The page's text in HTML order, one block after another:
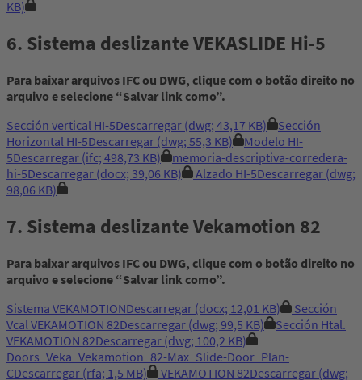
KB)
6. Sistema deslizante VEKASLIDE Hi-5
Para baixar arquivos IFC ou DWG, clique com o botão direito no
arquivo e selecione “Salvar link como”.
Sección vertical HI-5Descarregar (dwg; 43,17 KB)
Sección
Horizontal HI-5Descarregar (dwg; 55,3 KB)
Modelo HI-
5Descarregar (ifc; 498,73 KB)
memoria-descriptiva-corredera-
hi-5Descarregar (docx; 39,06 KB) Alzado HI-5Descarregar (dwg;
98,06 KB)
7. Sistema deslizante Vekamotion 82
Para baixar arquivos IFC ou DWG, clique com o botão direito no
arquivo e selecione “Salvar link como”.
Sistema VEKAMOTIONDescarregar (docx; 12,01 KB)
Sección
Vcal VEKAMOTION 82Descarregar (dwg; 99,5 KB)
Sección Htal.
VEKAMOTION 82Descarregar (dwg; 100,2 KB)
Doors_Veka_Vekamotion_82-Max_Slide-Door_Plan-
CDescarregar (rfa; 1,5 MB) VEKAMOTION 82Descarregar (dwg;